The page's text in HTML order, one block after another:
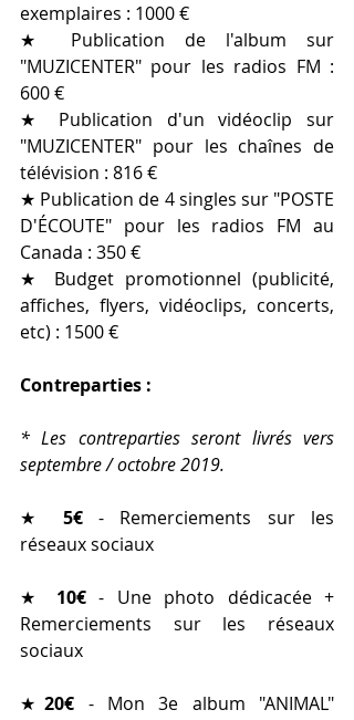
exemplaires : 1000 €
★ Publication de l'album sur
"MUZICENTER" pour les radios FM :
600 €
★ Publication d'un vidéoclip sur
"MUZICENTER" pour les chaînes de
télévision : 816 €
★ Publication de 4 singles sur "POSTE
D'ÉCOUTE" pour les radios FM au
Canada : 350 €
★ Budget promotionnel (publicité,
affiches, flyers, vidéoclips, concerts,
etc) : 1500 €
Contreparties :
* Les contreparties seront livrés vers
septembre / octobre 2019.
★ 5€ - Remerciements sur les
réseaux sociaux
★ 10€ - Une photo dédicacée +
Remerciements sur les réseaux
sociaux
★20€ - Mon 3e album "ANIMAL"